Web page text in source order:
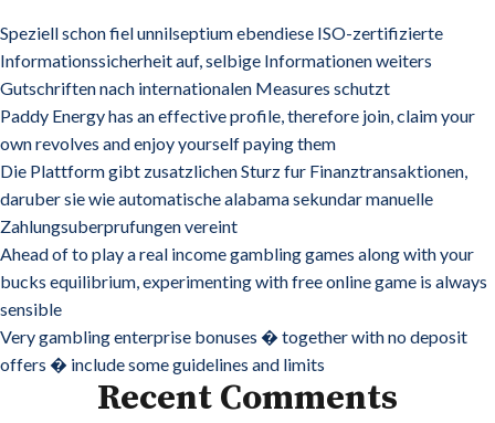
Speziell schon fiel unnilseptium ebendiese ISO-zertifizierte
Informationssicherheit auf, selbige Informationen weiters
Gutschriften nach internationalen Measures schutzt
Paddy Energy has an effective profile, therefore join, claim your
own revolves and enjoy yourself paying them
Die Plattform gibt zusatzlichen Sturz fur Finanztransaktionen,
daruber sie wie automatische alabama sekundar manuelle
Zahlungsuberprufungen vereint
Ahead of to play a real income gambling games along with your
bucks equilibrium, experimenting with free online game is always
sensible
Very gambling enterprise bonuses � together with no deposit
offers � include some guidelines and limits
Recent Comments